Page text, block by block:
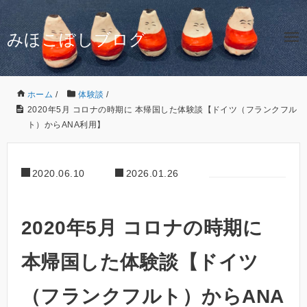
みほこぼしブログ
ホーム / 体験談 /
2020年5月 コロナの時期に 本帰国した体験談【ドイツ（フランクフル
ト）からANA利用】
2020.06.10 2026.01.26
2020年5月 コロナの時期に
本帰国した体験談【ドイツ
（フランクフルト）からANA